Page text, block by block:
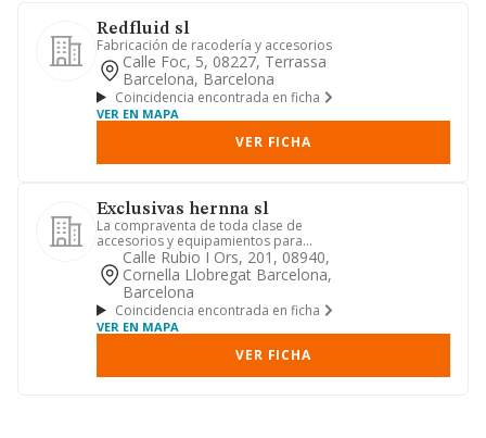
Redfluid sl
Fabricación de racodería y accesorios
Calle Foc, 5, 08227, Terrassa
Barcelona, Barcelona
Coincidencia encontrada en ficha
VER EN MAPA
VER FICHA
Exclusivas hernna sl
La compraventa de toda clase de
accesorios y equipamientos para
maquinaria e industria del plastico
Calle Rubio I Ors, 201, 08940,
Cornella Llobregat Barcelona,
Barcelona
Coincidencia encontrada en ficha
VER EN MAPA
VER FICHA